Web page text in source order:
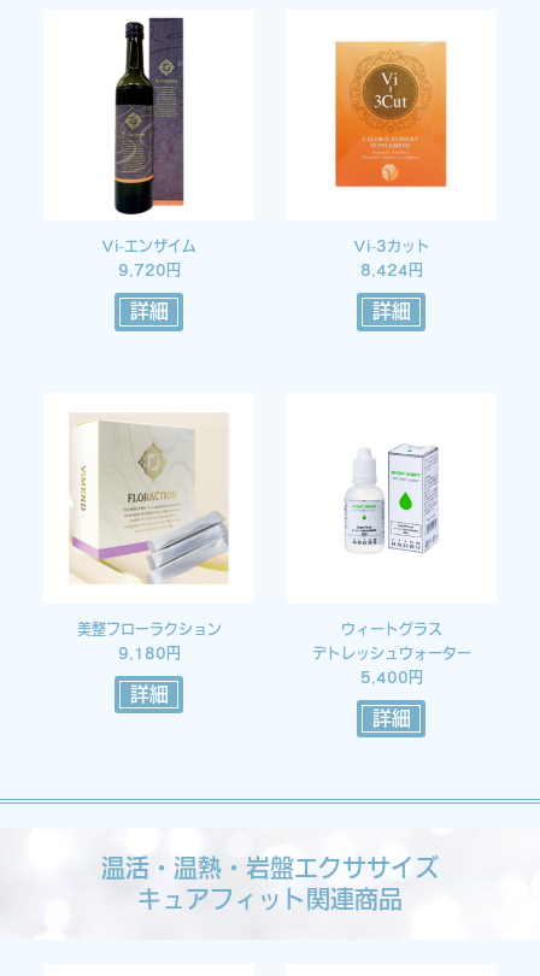
Vi-エンザイム
9,720円
詳細
Vi-3カット
8,424円
詳細
美整フローラクション
9,180円
詳細
ウィートグラス
デトレッシュウォーター
5,400円
詳細
温活・温熱・岩盤エクササイズ
キュアフィット関連商品